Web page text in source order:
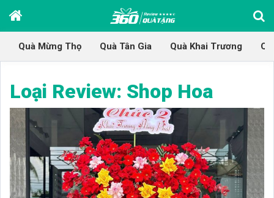
Quà Mừng Thọ Quà Tân Gia Quà Khai Trương
Loại Review: Shop Hoa